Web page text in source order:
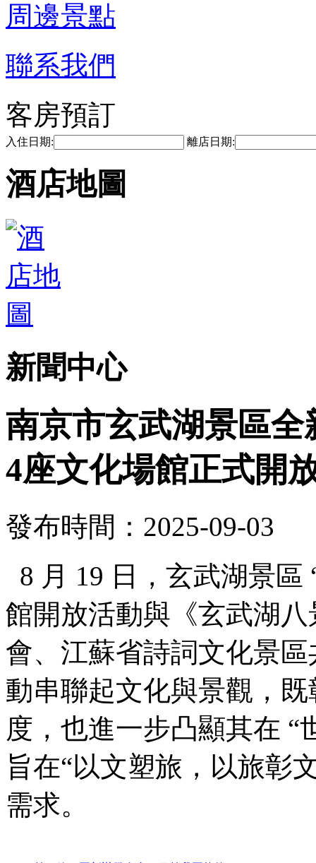
周邊景點
聯系我們
客房預訂
入住日期: 離店日期:
酒店地圖
新聞中心
南京市玄武湖景區
4座文化場館正式開
發布時間：2025-09-03
8 月 19 日，玄武湖景區
館開放活動與《玄武湖
會、江蘇省詩詞文化景
動串聯起文化與景觀，
度，也進一步凸顯其在 “
旨在“以文塑旅，以旅彰
需求。